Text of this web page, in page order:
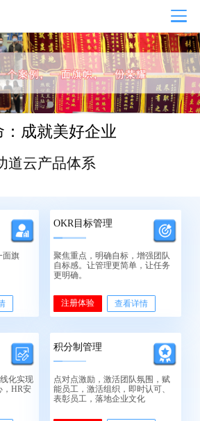
：成就美好企业
道云产品体系
面旗
OKR目标管理
聚焦重点，明确自标，增强团队
自标感。让管理更简单，让任务
更明确。
注册体验 查看详情
化实现
，HR安
积分制管理
点对点激励，激活团队氛围，赋
能员工，激活组织，即时认可、
表彰员工，落地企业文化